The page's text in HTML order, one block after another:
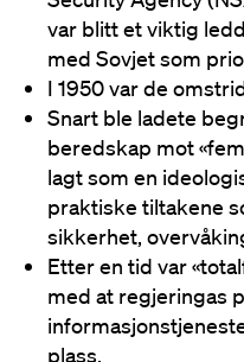
var blitt et viktig
med Sovjet som
I 1950 var de
Snart ble ladete
beredskap mot
lagt som en
praktiske tiltakene
sikkerhet,
Etter en tid var
med at regjeringas
plass.